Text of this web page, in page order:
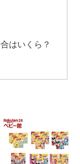
はいくら？